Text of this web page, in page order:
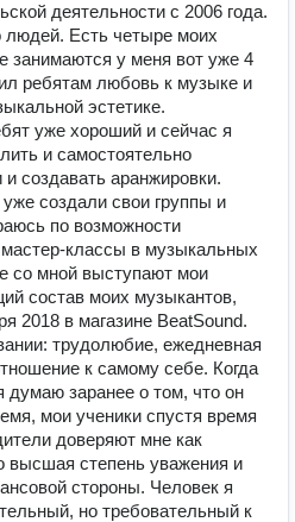
деятельности с 2006 года.
Есть четыре моих
занимаются у меня вот уже 4
ребятам любовь к музыке и
эстетике.
уже хороший и сейчас я
и самостоятельно
создавать аранжировки.
создали свои группы и
по возможности
классы в музыкальных
со мной выступают мои
состав моих музыкантов,
2018 в магазине BeatSound.
трудолюбие, ежедневная
к самому себе. Когда
думаю заранее о том, что он
мои ученики спустя время
доверяют мне как
высшая степень уважения и
стороны. Человек я
но требовательный к